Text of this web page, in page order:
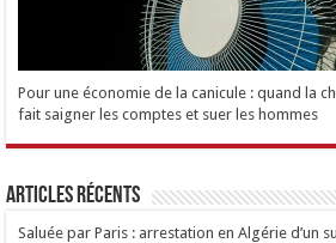
Pour une économie de la canicule : quand la
fait saigner les comptes et suer les hommes
Articles Récents
Saluée par Paris : arrestation en Algérie d’un